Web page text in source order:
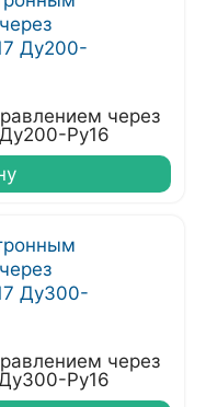
через
Ру16
через
Ру16